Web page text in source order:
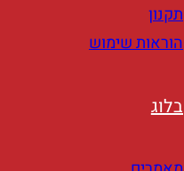
תקנון
הוראות שימוש
בלוג